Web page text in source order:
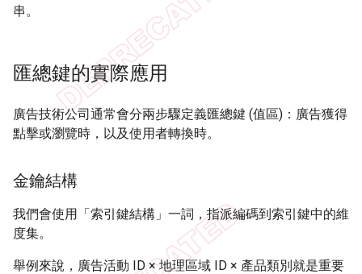
串。
匯總鍵的實際應用
廣告技術公司通常會分兩步驟定義匯總鍵 (值區)：廣告獲得
點擊或瀏覽時，以及使用者轉換時。
金鑰結構
我們會使用「索引鍵結構」 一詞，指派編碼到索引鍵中的維
度集。
舉例來說，廣告活動 ID × 地理區域 ID × 產品類別就是重要